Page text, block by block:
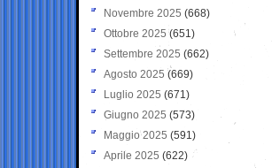
Novembre 2025 (668)
Ottobre 2025 (651)
Settembre 2025 (662)
Agosto 2025 (669)
Luglio 2025 (671)
Giugno 2025 (573)
Maggio 2025 (591)
Aprile 2025 (622)